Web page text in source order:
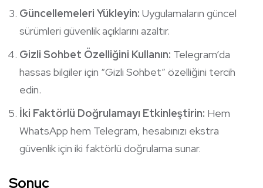
Güncellemeleri Yükleyin: Uygulamaların güncel
sürümleri güvenlik açıklarını azaltır.
Gizli Sohbet Özelliğini Kullanın: Telegram’da
hassas bilgiler için “Gizli Sohbet” özelliğini tercih
edin.
İki Faktörlü Doğrulamayı Etkinleştirin: Hem
WhatsApp hem Telegram, hesabınızı ekstra
güvenlik için iki faktörlü doğrulama sunar.
Sonuç